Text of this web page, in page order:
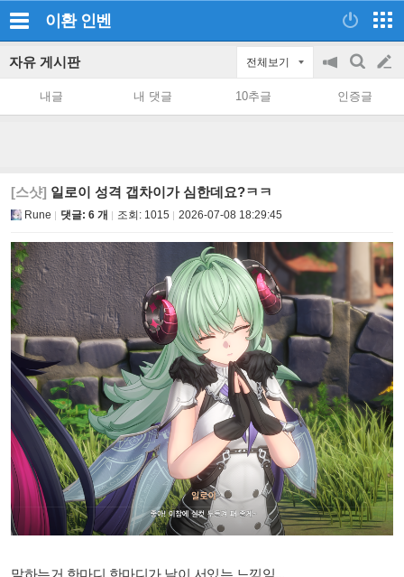
이환 인벤
자유 게시판 전체보기
공
on/off
검
색
글
쓰
내글 내 댓글 10추글 인증글
[스샷] 일로이 성격 갭차이가 심한데요?ㅋㅋ
Rune 댓글: 6 개 조회: 1015 2026-07-08 18:29:45